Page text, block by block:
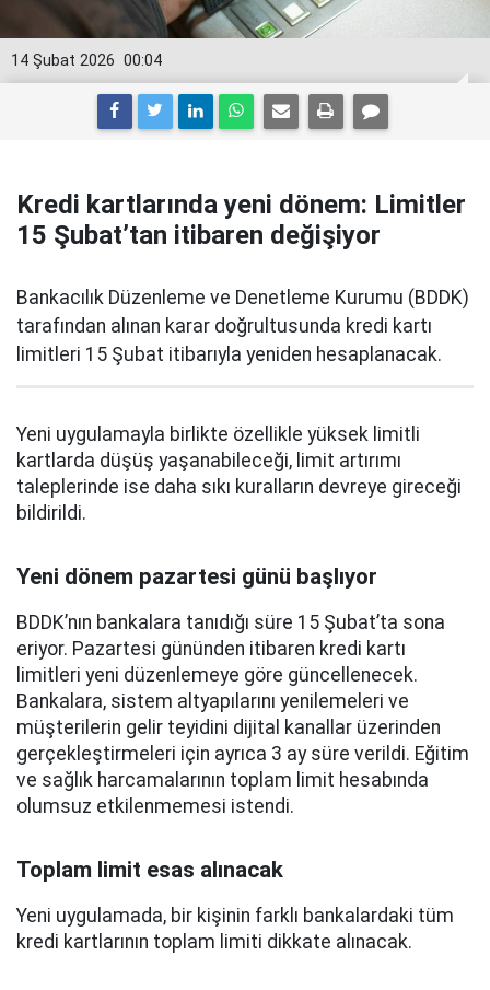
00:04
14 Şubat 2026
Kredi kartlarında yeni dönem: Limitler
15 Şubat’tan itibaren değişiyor
Bankacılık Düzenleme ve Denetleme Kurumu (BDDK)
tarafından alınan karar doğrultusunda kredi kartı
limitleri 15 Şubat itibarıyla yeniden hesaplanacak.
Yeni uygulamayla birlikte özellikle yüksek limitli
kartlarda düşüş yaşanabileceği, limit artırımı
taleplerinde ise daha sıkı kuralların devreye gireceği
bildirildi.
Yeni dönem pazartesi günü başlıyor
BDDK’nın bankalara tanıdığı süre 15 Şubat’ta sona
eriyor. Pazartesi gününden itibaren kredi kartı
limitleri yeni düzenlemeye göre güncellenecek.
Bankalara, sistem altyapılarını yenilemeleri ve
müşterilerin gelir teyidini dijital kanallar üzerinden
gerçekleştirmeleri için ayrıca 3 ay süre verildi. Eğitim
ve sağlık harcamalarının toplam limit hesabında
olumsuz etkilenmemesi istendi.
Toplam limit esas alınacak
Yeni uygulamada, bir kişinin farklı bankalardaki tüm
kredi kartlarının toplam limiti dikkate alınacak.